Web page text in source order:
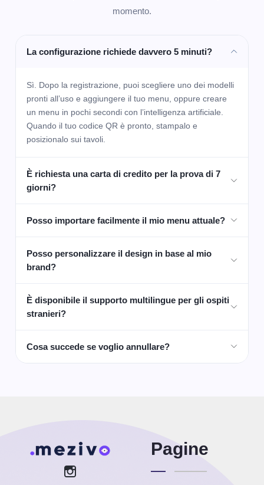
momento.
La configurazione richiede davvero 5 minuti?
Sì. Dopo la registrazione, puoi scegliere uno dei modelli
pronti all’uso e aggiungere il tuo menu, oppure creare
un menu in pochi secondi con l’intelligenza artificiale.
Quando il tuo codice QR è pronto, stampalo e
posizionalo sui tavoli.
È richiesta una carta di credito per la prova di 7
giorni?
Posso importare facilmente il mio menu attuale?
Posso personalizzare il design in base al mio
brand?
È disponibile il supporto multilingue per gli ospiti
stranieri?
Cosa succede se voglio annullare?
Pagine